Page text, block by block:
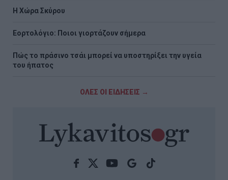
Η Χώρα Σκύρου
Εορτολόγιο: Ποιοι γιορτάζουν σήμερα
Πώς το πράσινο τσάι μπορεί να υποστηρίξει την υγεία
του ήπατος
ΟΛΕΣ ΟΙ ΕΙΔΗΣΕΙΣ →